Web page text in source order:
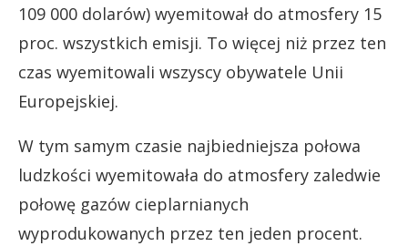
109 000 dolarów) wyemitował do atmosfery 15
proc. wszystkich emisji. To więcej niż przez ten
czas wyemitowali wszyscy obywatele Unii
Europejskiej.
W tym samym czasie najbiedniejsza połowa
ludzkości wyemitowała do atmosfery zaledwie
połowę gazów cieplarnianych
wyprodukowanych przez ten jeden procent.